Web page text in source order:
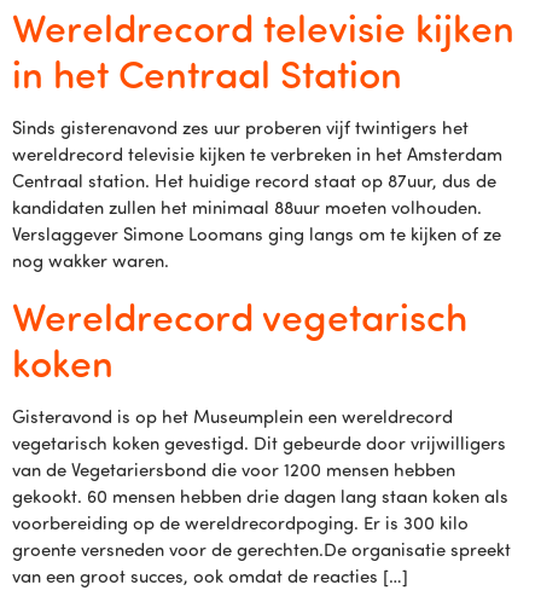
Wereldrecord televisie kijken
in het Centraal Station
Sinds gisterenavond zes uur proberen vijf twintigers het
wereldrecord televisie kijken te verbreken in het Amsterdam
Centraal station. Het huidige record staat op 87uur, dus de
kandidaten zullen het minimaal 88uur moeten volhouden.
Verslaggever Simone Loomans ging langs om te kijken of ze
nog wakker waren.
Wereldrecord vegetarisch
koken
Gisteravond is op het Museumplein een wereldrecord
vegetarisch koken gevestigd. Dit gebeurde door vrijwilligers
van de Vegetariersbond die voor 1200 mensen hebben
gekookt. 60 mensen hebben drie dagen lang staan koken als
voorbereiding op de wereldrecordpoging. Er is 300 kilo
groente versneden voor de gerechten.De organisatie spreekt
van een groot succes, ook omdat de reacties […]